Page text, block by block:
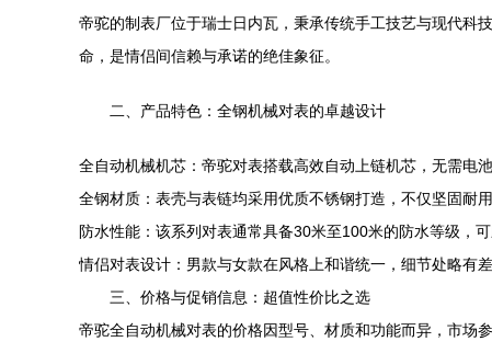
帝驼的制表厂位于瑞士日内瓦，秉承传统手工技艺与现代科
命，是情侣间信赖与承诺的绝佳象征。
二、产品特色：全钢机械对表的卓越设计
全自动机械机芯：帝驼对表搭载高效自动上链机芯，无需电
全钢材质：表壳与表链均采用优质不锈钢打造，不仅坚固耐
防水性能：该系列对表通常具备30米至100米的防水等级，
情侣对表设计：男款与女款在风格上和谐统一，细节处略有
三、价格与促销信息：超值性价比之选
帝驼全自动机械对表的价格因型号、材质和功能而异，市场